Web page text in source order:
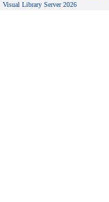
Visual Library Server 2026